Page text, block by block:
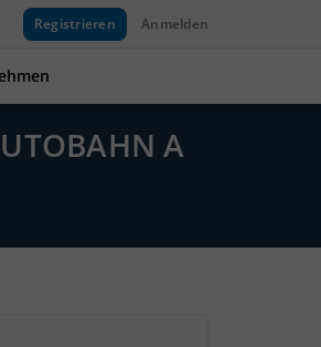
Registrieren Anmelden
A